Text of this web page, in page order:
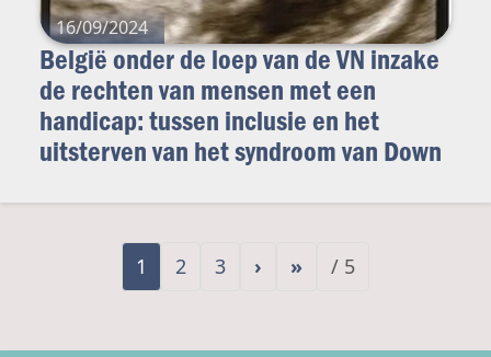
16/09/2024
België onder de loep van de VN inzake
de rechten van mensen met een
handicap: tussen inclusie en het
uitsterven van het syndroom van Down
1 2 3 › » / 5